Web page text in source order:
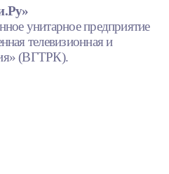
унитарное предприятие
телевизионная и
(ВГТРК).